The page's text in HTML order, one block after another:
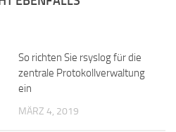
So richten Sie rsyslog für die
zentrale Protokollverwaltung
ein
MÄRZ 4, 2019